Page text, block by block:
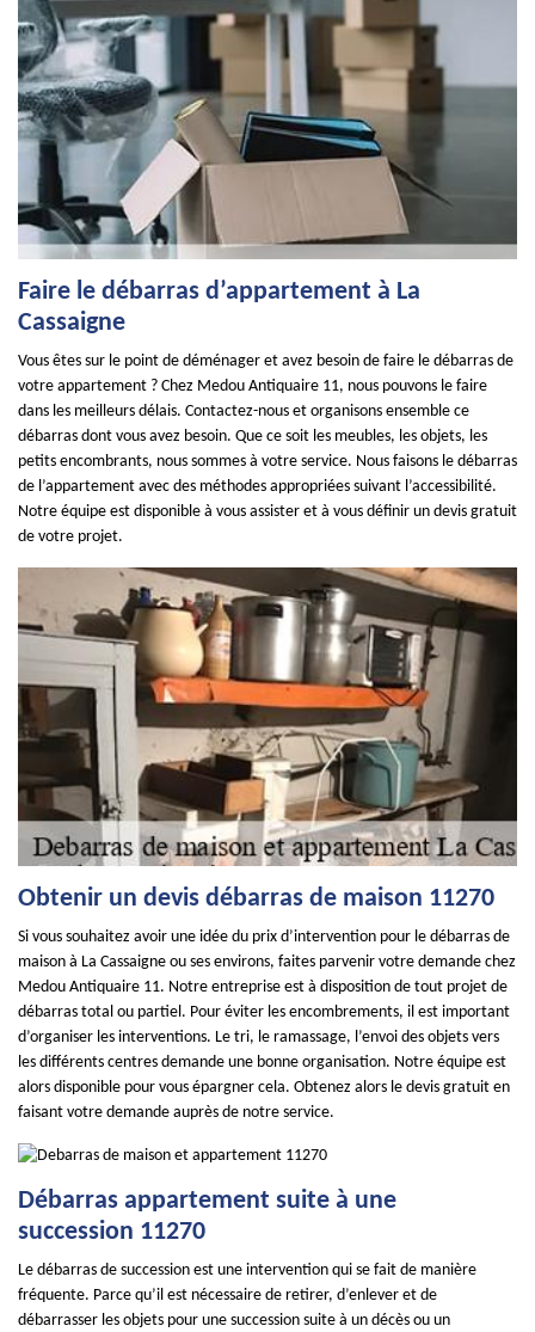
Faire le débarras d’appartement à La
Cassaigne
Vous êtes sur le point de déménager et avez besoin de faire le débarras de
votre appartement ? Chez Medou Antiquaire 11, nous pouvons le faire
dans les meilleurs délais. Contactez-nous et organisons ensemble ce
débarras dont vous avez besoin. Que ce soit les meubles, les objets, les
petits encombrants, nous sommes à votre service. Nous faisons le débarras
de l’appartement avec des méthodes appropriées suivant l’accessibilité.
Notre équipe est disponible à vous assister et à vous définir un devis gratuit
de votre projet.
Obtenir un devis débarras de maison 11270
Si vous souhaitez avoir une idée du prix d’intervention pour le débarras de
maison à La Cassaigne ou ses environs, faites parvenir votre demande chez
Medou Antiquaire 11. Notre entreprise est à disposition de tout projet de
débarras total ou partiel. Pour éviter les encombrements, il est important
d’organiser les interventions. Le tri, le ramassage, l’envoi des objets vers
les différents centres demande une bonne organisation. Notre équipe est
alors disponible pour vous épargner cela. Obtenez alors le devis gratuit en
faisant votre demande auprès de notre service.
Débarras appartement suite à une
succession 11270
Le débarras de succession est une intervention qui se fait de manière
fréquente. Parce qu’il est nécessaire de retirer, d’enlever et de
débarrasser les objets pour une succession suite à un décès ou un